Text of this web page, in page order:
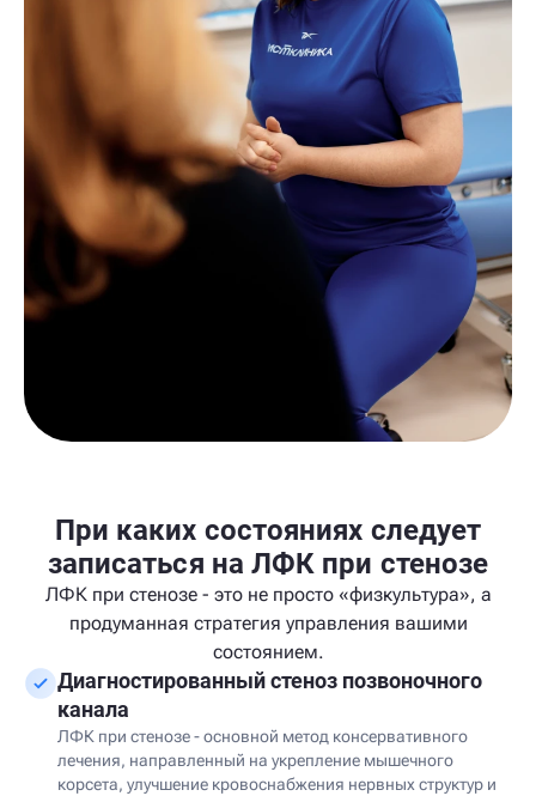
При каких состояниях следует
записаться на ЛФК при стенозе
ЛФК при стенозе - это не просто «физкультура», а
продуманная стратегия управления вашими
состоянием.
Диагностированный стеноз позвоночного
канала
ЛФК при стенозе - основной метод консервативного
лечения, направленный на укрепление мышечного
корсета, улучшение кровоснабжения нервных структур и